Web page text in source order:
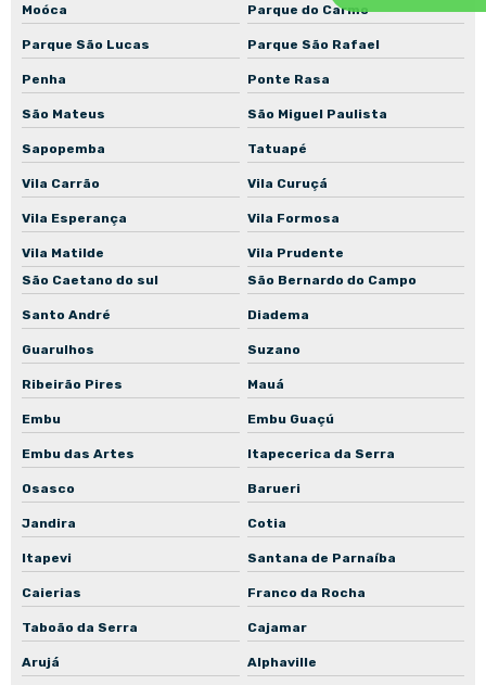
Moóca Parque do Carmo
Parque São Lucas Parque São Rafael
Penha Ponte Rasa
São Mateus São Miguel Paulista
Sapopemba Tatuapé
Vila Carrão Vila Curuçá
Vila Esperança Vila Formosa
Vila Matilde
Vila Prudente
São Caetano do sul
São Bernardo do Campo
Santo André Diadema
Guarulhos Suzano
Ribeirão Pires Mauá
Embu Embu Guaçú
Embu das Artes Itapecerica da Serra
Osasco Barueri
Jandira Cotia
Itapevi Santana de Parnaíba
Caierias Franco da Rocha
Taboão da Serra Cajamar
Arujá Alphaville